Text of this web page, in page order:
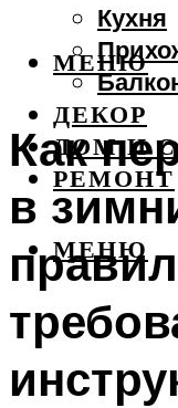
Кухня
ДЕКОР
ДОМ И
РЕМОНТ
МЕНЮ
МЕНЮ
Как
в